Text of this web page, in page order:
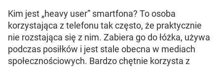
Kim jest „heavy user” smartfona? To osoba
korzystająca z telefonu tak często, że praktycznie
nie rozstająca się z nim. Zabiera go do łóżka, używa
podczas posiłków i jest stale obecna w mediach
społecznościowych. Bardzo chętnie korzysta z